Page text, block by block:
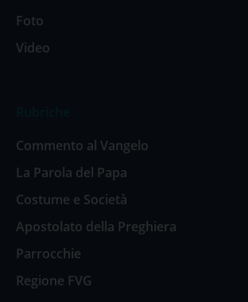
Foto
Video
Commento al Vangelo
La Parola del Papa
Costume e Società
Apostolato della Preghiera
Parrocchie
Regione FVG